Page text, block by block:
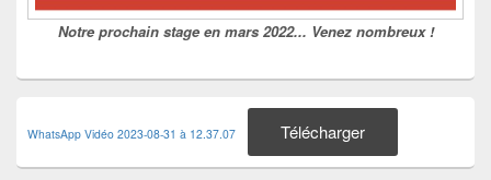
Notre prochain stage en mars 2022... Venez nombreux !
WhatsApp Vidéo 2023-08-31 à 12.37.07 Télécharger